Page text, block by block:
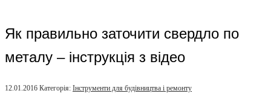
Як правильно заточити свердло по
металу – інструкція з відео
12.01.2016 Категорія: Інструменти для будівництва і ремонту